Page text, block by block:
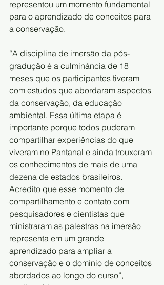
representou um momento fundamental
para o aprendizado de conceitos para
a conservação.
“A disciplina de imersão da pós-
gradução é a culminância de 18
meses que os participantes tiveram
com estudos que abordaram aspectos
da conservação, da educação
ambiental. Essa última etapa é
importante porque todos puderam
compartilhar experiências do que
viveram no Pantanal e ainda trouxeram
os conhecimentos de mais de uma
dezena de estados brasileiros.
Acredito que esse momento de
compartilhamento e contato com
pesquisadores e cientistas que
ministraram as palestras na imersão
representa em um grande
aprendizado para ampliar a
conservação e o domínio de conceitos
abordados ao longo do curso”,